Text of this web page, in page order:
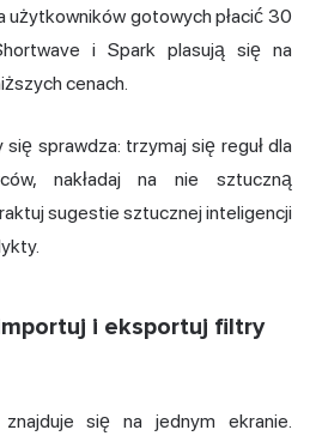
gotowych płacić 30
i Spark plasują się na
cenach.
sprawdza: trzymaj się reguł dla
nakładaj na nie sztuczną
sugestie sztucznej inteligencji
i eksportuj filtry
się na jednym ekranie.